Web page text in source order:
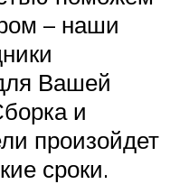
– наши
Вашей
и
произойдет
сроки.